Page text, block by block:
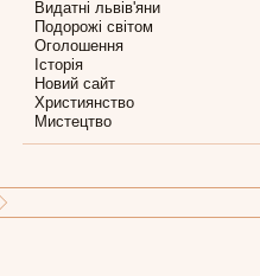
Видатні львів'яни
Подорожі світом
Оголошення
Історія
Новий сайт
Християнство
Мистецтво